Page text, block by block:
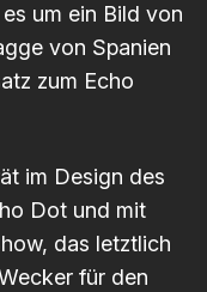
um ein Bild von
von Spanien
zum Echo
im Design des
Dot und mit
das letztlich
für den